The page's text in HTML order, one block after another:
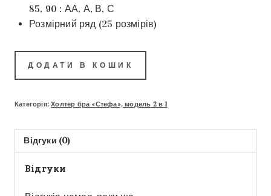
85, 90 : АА, А, В, С
Розмірний ряд (25 розмірів)
ДОДАТИ В КОШИК
Категорія:Холтер бра «Стефа», модель 2 в 1
Відгуки (0)
Відгуки